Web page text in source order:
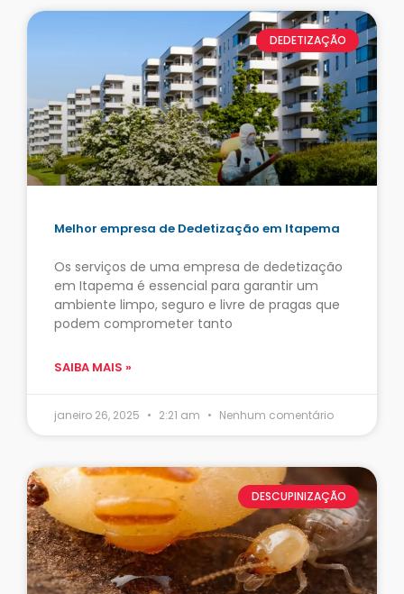
DEDETIZAÇÃO
Melhor empresa de Dedetização em Itapema
Os serviços de uma empresa de dedetização
em Itapema é essencial para garantir um
ambiente limpo, seguro e livre de pragas que
podem comprometer tanto
SAIBA MAIS »
janeiro 26, 2025 2:21 am Nenhum comentário
DESCUPINIZAÇÃO